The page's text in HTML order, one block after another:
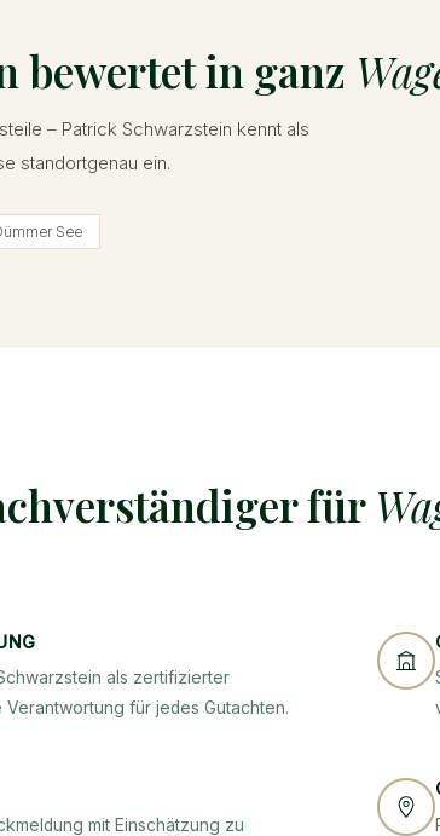
bewertet in ganz
– Patrick Schwarzstein kennt als
standortgenau ein.
See
für
als zertifizierter
für jedes Gutachten.
mit Einschätzung zu